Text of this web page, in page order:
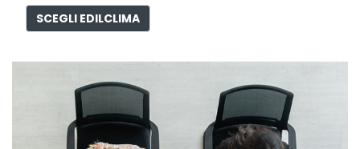
SCEGLI EDILCLIMA